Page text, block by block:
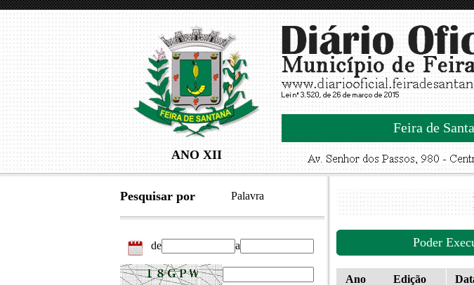
ANO XII
Feira de
Pesquisar por Palavra
de a Poder
Ano Edição